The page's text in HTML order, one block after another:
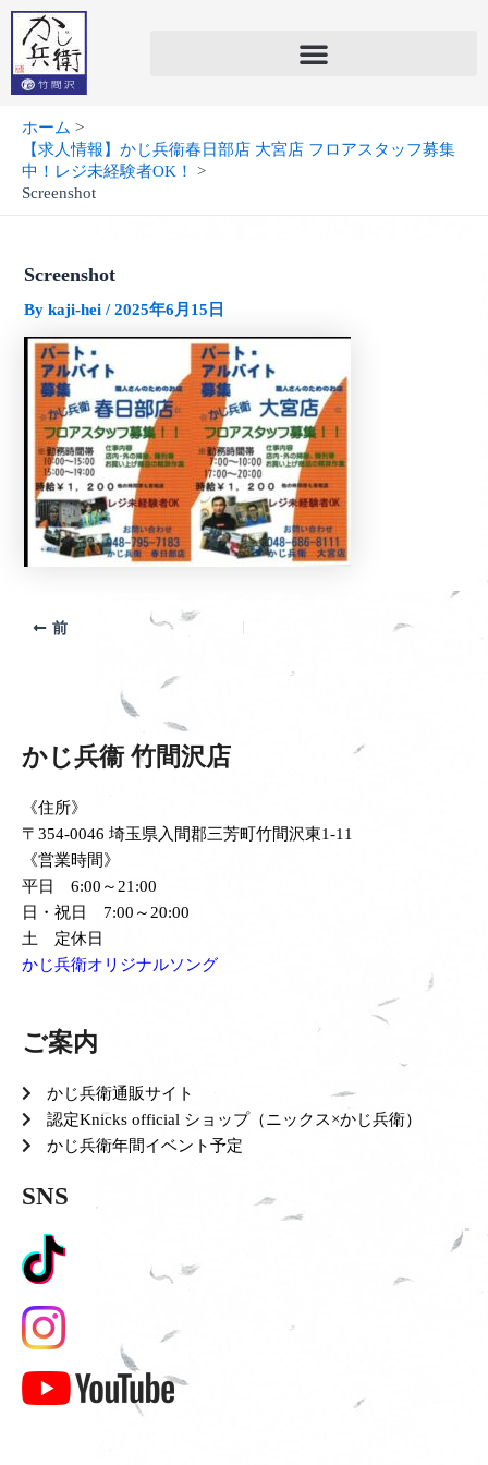
内
を
ホーム
【求人情報】かじ兵衞春日部店 大宮店 フロアスタッフ募集
中！レジ未経験者OK！
Screenshot
Screenshot
Bykaji-hei/2025年6月15日
前
かじ兵衞 竹間沢店
《住所》
〒354-0046 埼玉県入間郡三芳町竹間沢東1-11
《営業時間》
平日 6:00～21:00
日・祝日 7:00～20:00
土 定休日
かじ兵衛オリジナルソング
ご案内
かじ兵衛通販サイト
認定Knicks official ショップ（ニックス×かじ兵衛）
かじ兵衛年間イベント予定
SNS